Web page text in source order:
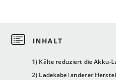
1) Kälte reduziert die Akku-
2) Ladekabel anderer